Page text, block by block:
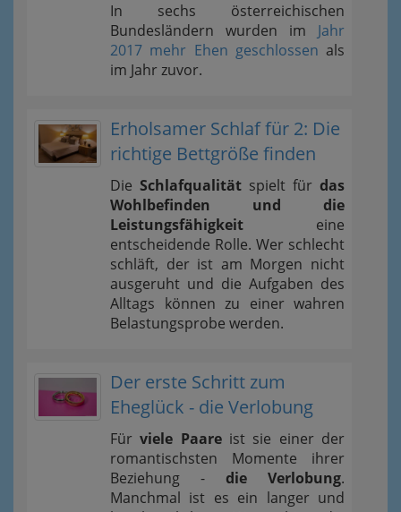
In sechs österreichischen
Bundesländern wurden im Jahr
2017 mehr Ehen geschlossen als
im Jahr zuvor.
Erholsamer Schlaf für 2: Die
richtige Bettgröße finden
Die Schlafqualität spielt für das
Wohlbefinden und die
Leistungsfähigkeit eine
entscheidende Rolle. Wer schlecht
schläft, der ist am Morgen nicht
ausgeruht und die Aufgaben des
Alltags können zu einer wahren
Belastungsprobe werden.
Der erste Schritt zum
Eheglück - die Verlobung
Fürviele Paareist sie einer der
romantischsten Momente ihrer
Beziehung - die Verlobung.
Manchmal ist es ein langer und